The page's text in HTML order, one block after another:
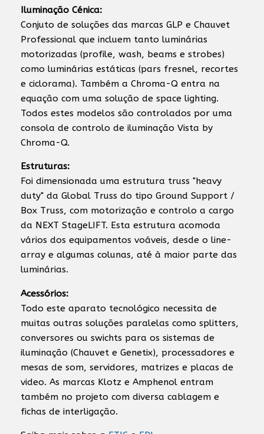
Iluminação Cénica:
Conjuto de soluções das marcas GLP e Chauvet
Professional que incluem tanto luminárias
motorizadas (profile, wash, beams e strobes)
como luminárias estáticas (pars fresnel, recortes
e ciclorama). Também a Chroma-Q entra na
equação com uma solução de space lighting.
Todos estes modelos são controlados por uma
consola de controlo de iluminação Vista by
Chroma-Q.
Estruturas:
Foi dimensionada uma estrutura truss "heavy
duty" da Global Truss do tipo Ground Support /
Box Truss, com motorização e controlo a cargo
da NEXT StageLIFT. Esta estrutura acomoda
vários dos equipamentos voáveis, desde o line-
array e algumas colunas, até à maior parte das
luminárias.
Acessórios:
Todo este aparato tecnológico necessita de
muitas outras soluções paralelas como splitters,
conversores ou swichts para os sistemas de
iluminação (Chauvet e Genetix), processadores e
mesas de som, servidores, matrizes e placas de
video. As marcas Klotz e Amphenol entram
também no projeto com diversa cablagem e
fichas de interligação.